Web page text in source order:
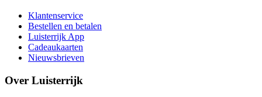
Klantenservice
Bestellen en betalen
Luisterrijk App
Cadeaukaarten
Nieuwsbrieven
Over Luisterrijk